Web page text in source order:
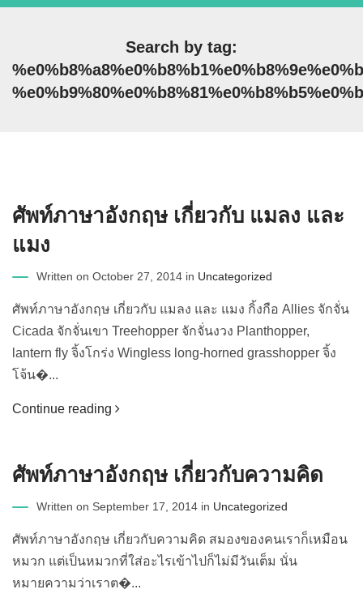
Search by tag:
ศัพท์ภาษาอังกฤษ เกี่ยวกับ แมลง และ
แมง
Written on October 27, 2014 in Uncategorized
ศัพท์ภาษาอังกฤษ เกี่ยวกับ แมลง และ แมง กิ้งกือ Allies จักจั่น
Cicada จักจั่นเขา Treehopper จักจั่นงวง Planthopper,
lantern fly จิ้งโกร่ง Wingless long-horned grasshopper จิ้ง
โจ้น�...
Continue reading
ศัพท์ภาษาอังกฤษ เกี่ยวกับความคิด
Written on September 17, 2014 in Uncategorized
ศัพท์ภาษาอังกฤษ เกี่ยวกับความคิด สมองของคนเราก็เหมือน
หมวก แต่เป็นหมวกที่ใส่อะไรเข้าไปก็ไม่มีวันเต็ม นั่น
หมายความว่าเราต�...